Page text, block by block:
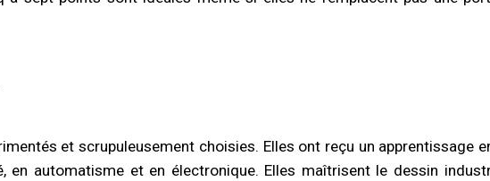
et scrupuleusement choisies. Elles ont reçu un apprentissage
en automatisme et en électronique. Elles maîtrisent le dessin